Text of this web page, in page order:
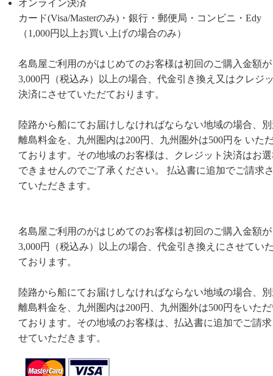
オンライン決済
カード(Visa/Masterのみ)・銀行・郵便局・コンビニ・Edy
（1,000円以上お買い上げの場合のみ）
名島屋ご利用のがはじめてのお客様は初回のご購入金額が
3,000円（税込み）以上の場合、代金引き換え又はクレジ
決済にさせていただております。
陸路から船にてお届けしなければならない地域の場合、
離島料金を、九州圏内は200円、九州圏外は500円を いた
ております。その地域のお客様は、クレジット決済はお
できませんのでご了承ください。 払込書に追加でご請求
ていただきます。
名島屋ご利用のがはじめてのお客様は初回のご購入金額が
3,000円（税込み）以上の場合、代金引き換えにさせてい
ております。
陸路から船にてお届けしなければならない地域の場合、
離島料金を、九州圏内は200円、九州圏外は500円をいた
ております。その地域のお客様は、払込書に追加でご請
せていただきます。